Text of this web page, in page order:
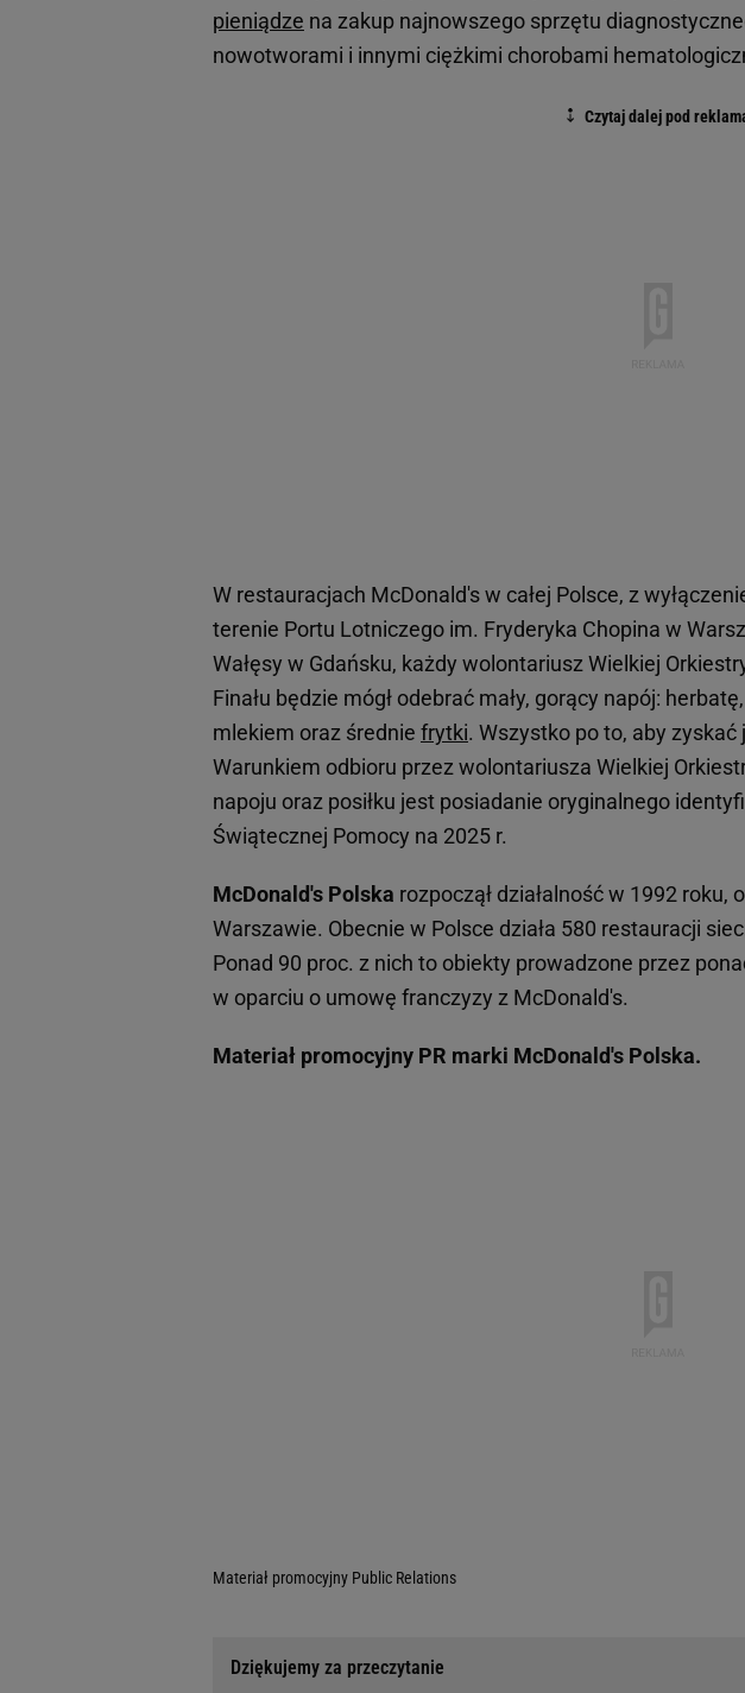
pieniądze na zakup najnowszego sprzętu
nowotworami i innymi ciężkimi chorobami
W restauracjach McDonald's w całej Polsce, z
terenie Portu Lotniczego im. Fryderyka Chopina w
Wałęsy w Gdańsku, każdy wolontariusz Wielkiej
Finału będzie mógł odebrać mały, gorący napój:
mlekiem oraz średnie frytki. Wszystko po to, aby zyskać
Warunkiem odbioru przez wolontariusza Wielkiej
napoju oraz posiłku jest posiadanie oryginalnego
Świątecznej Pomocy na 2025 r.
McDonald's Polska rozpoczął działalność w 1992
Warszawie. Obecnie w Polsce działa 580 restauracji
Ponad 90 proc. z nich to obiekty prowadzone przez
w oparciu o umowę franczyzy z McDonald's.
Materiał promocyjny PR marki McDonald's Polska.
Materiał promocyjny Public Relations
Dziękujemy za przeczytanie